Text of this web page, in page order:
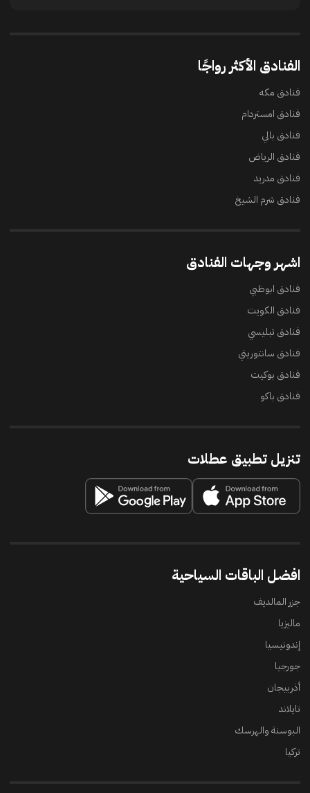
الفنادق الأكثر رواجًا
فنادق مكه
فنادق امستردام
فنادق بالي
فنادق الرياض
فنادق مدريد
فنادق شرم الشيخ
اشهر وجهات الفنادق
فنادق ابوظبي
فنادق الكويت
فنادق تبليسي
فنادق سانتوريني
فنادق بوكيت
فنادق باكو
تنزيل تطبيق عطلات
افضل الباقات السياحية
جزر المالديف
ماليزيا
إندونيسيا
جورجيا
أذربيجان
تايلاند
البوسنة والهرسك
تركيا